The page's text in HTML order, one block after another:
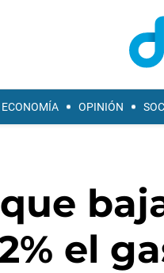
ECONOMÍA OPINIÓN
el